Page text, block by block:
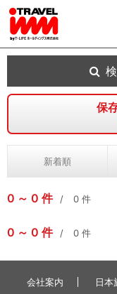
保
新着順
0 0 件 0 件
0 0 件 0 件
会社案内 日本